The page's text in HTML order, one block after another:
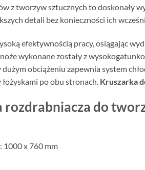
z tworzyw sztucznych to doskonały
detali bez konieczności ich
efektywnością pracy, osiągając
wykonane zostały z
obciążeniu zapewnia system
po obu stronach. Kruszarka
do
1000 x 760 mm